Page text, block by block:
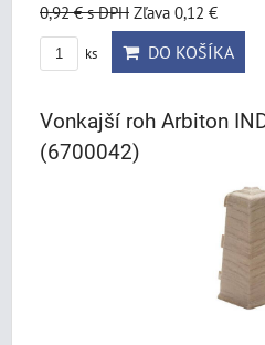
0,92 €s DPH Zľava 0,12 €
ks DO KOŠÍKA
Vonkajší roh Arbiton
(6700042)